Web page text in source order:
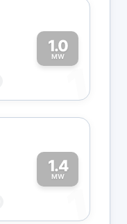
1.0
MW
1
1.4
MW
1